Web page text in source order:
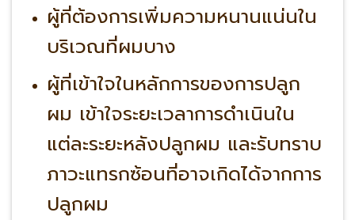
ผู้ที่ต้องการเพิ่มความหนานแน่นใน
บริเวณที่ผมบาง
ผู้ที่เข้าใจในหลักการของการปลูก
ผม เข้าใจระยะเวลาการดำเนินใน
แต่ละระยะหลังปลูกผม และรับทราบ
ภาวะแทรกซ้อนที่อาจเกิดได้จากการ
ปลูกผม